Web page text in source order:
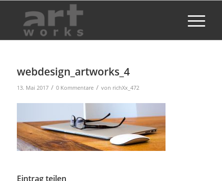
webdesign_artworks_4
13. Mai 2017 / 0 Kommentare / von richXx_472
Eintrag teilen